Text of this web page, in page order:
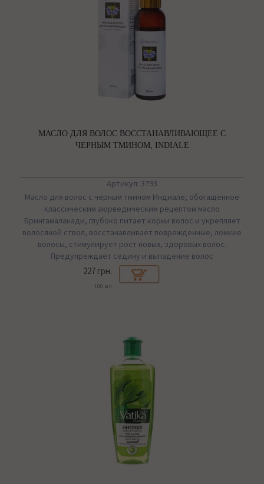
МАСЛО ДЛЯ ВОЛОС ВОССТАНАВЛИВАЮЩЕЕ С
ЧЕРНЫМ ТМИНОМ, INDIALE
Артикул: 3793
Масло для волос с черным тмином Индиале, обогащенное
классическим аюрведическим рецептом масло
Брингамалакади, глубоко питает корни волос и укрепляет
волосяной ствол, восстанавливает поврежденные, ломкие
волосы, стимулирует рост новых, здоровых волос.
Предупреждает седину и выпадение волос
227 грн.
100 мл